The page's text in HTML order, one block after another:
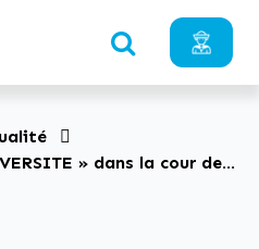
» dans la cour de